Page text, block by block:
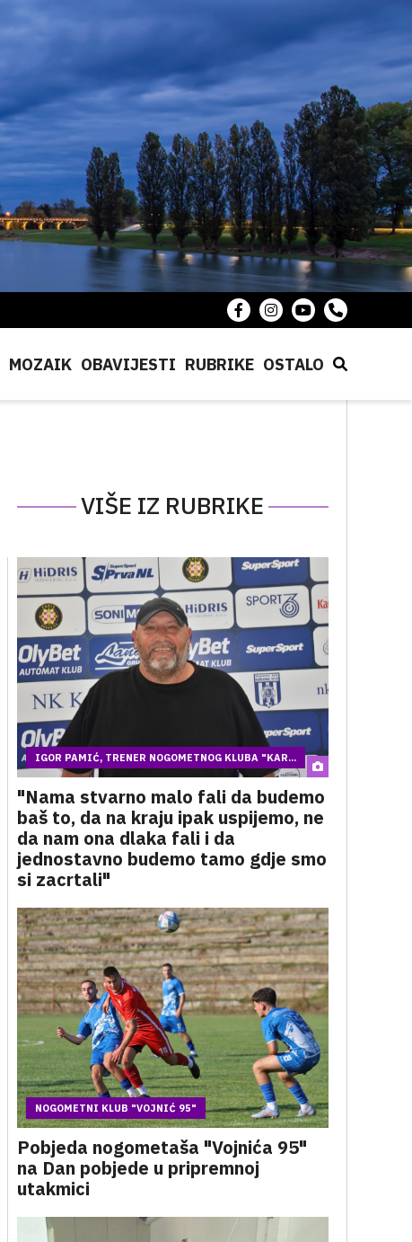
MOZAIK OBAVIJESTI RUBRIKE OSTALO
VIŠE IZ RUBRIKE
IGOR PAMIĆ, TRENER NOGOMETNOG KLUBA "KAR...
"Nama stvarno malo fali da budemo
baš to, da na kraju ipak uspijemo, ne
da nam ona dlaka fali i da
jednostavno budemo tamo gdje smo
si zacrtali"
NOGOMETNI KLUB "VOJNIĆ 95"
Pobjeda nogometaša "Vojnića 95"
na Dan pobjede u pripremnoj
utakmici